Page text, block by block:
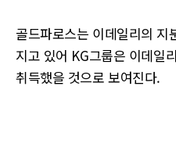
골드파로스는 이데일리의
지고 있어 KG그룹은 이데일
취득했을 것으로 보여진다.